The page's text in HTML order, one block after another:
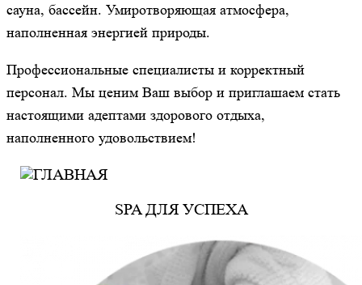
сауна, бассейн. Умиротворяющая атмосфера,
наполненная энергией природы.
Профессиональные специалисты и корректный
персонал. Мы ценим Ваш выбор и приглашаем стать
настоящими адептами здорового отдыха,
наполненного удовольствием!
SPA ДЛЯ УСПЕХА